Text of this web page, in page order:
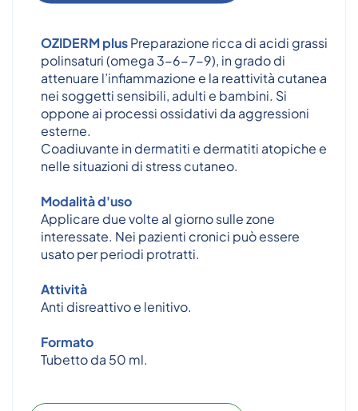
OZIDERM plusPreparazione ricca di acidi grassi
polinsaturi (omega 3-6-7-9), in grado di
attenuare l’infiammazione e la reattività cutanea
nei soggetti sensibili, adulti e bambini. Si
oppone ai processi ossidativi da aggressioni
esterne.
Coadiuvante in dermatiti e dermatiti atopiche e
nelle situazioni di stress cutaneo.
Modalità d'uso
Applicare due volte al giorno sulle zone
interessate. Nei pazienti cronici può essere
usato per periodi protratti.
Attività
Anti disreattivo e lenitivo.
Formato
Tubetto da 50 ml.